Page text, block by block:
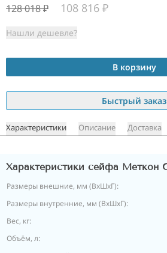
128 018₽ 108 816 ₽
Нашли дешевле?
В корзину
Быстрый заказ
Характеристики Описание Доставка
Характеристики сейфа Меткон
Размеры внешние, мм (ВхШхГ):
Размеры внутренние, мм (ВхШхГ):
Вес, кг:
Объём, л: